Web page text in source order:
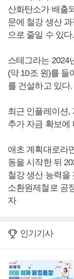
산화탄소가 배출
문에 철강 생산
으로 줄일 수 있다.
스테그라는 2024
(약 10조 원)를 들
를 건설하고 있다.
최근 인플레이션,
추가 자금 확보에
애초 계획대로라
동을 시작한 뒤
철강 생산 능력을
소환원제철로 공
자
인기기사